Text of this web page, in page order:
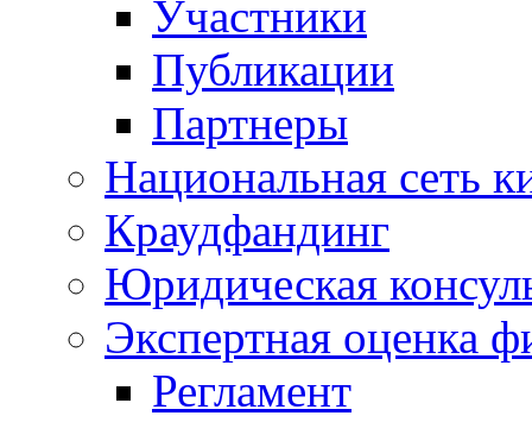
Участники
Публикации
Партнеры
Национальная сеть
Краудфандинг
Юридическая
Экспертная оценка
Регламент